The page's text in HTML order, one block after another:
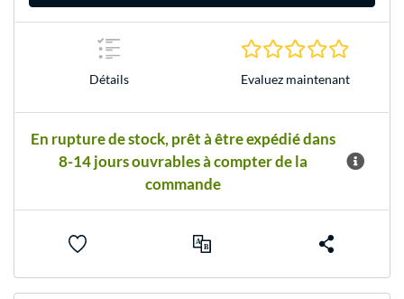
Détails Evaluez maintenant
En rupture de stock, prêt à être expédié dans
8-14 jours ouvrables à compter de la
commande